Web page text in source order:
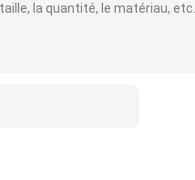
la quantité, le matériau, etc.